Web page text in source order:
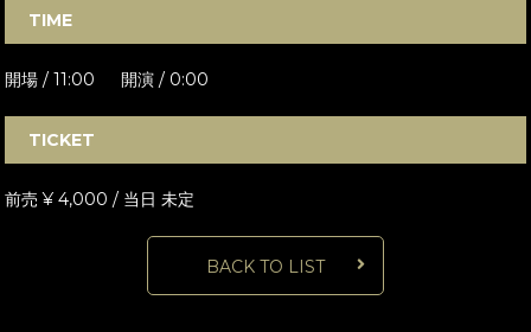
TIME
開場 / 11:00 開演 / 0:00
TICKET
前売 ¥ 4,000 / 当日 未定
BACK TO LIST